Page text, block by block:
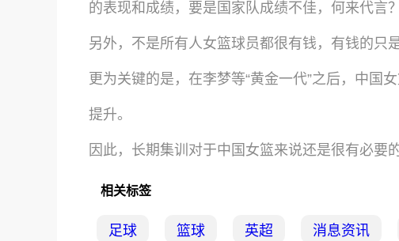
的表现和成绩，要是国家队成绩不佳，何来代言？
另外，不是所有人女篮球员都很有钱，有钱的只
更为关键的是，在李梦等“黄金一代”之后，中国
提升。
因此，长期集训对于中国女篮来说还是很有必要
相关标签
足球 篮球 英超 消息资讯